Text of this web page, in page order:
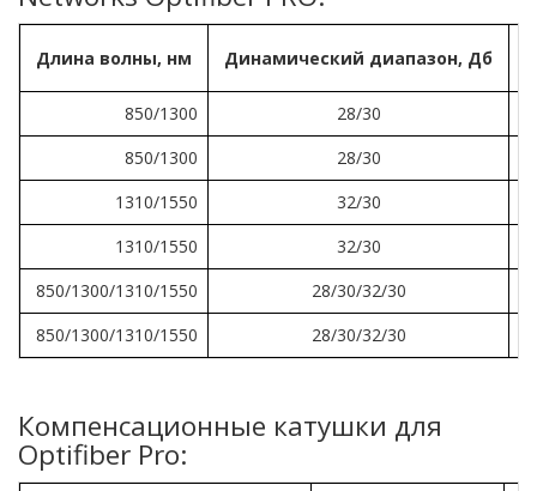
Длина волны, нм Динамический диапазон, Дб
850/1300
28/30
850/1300
28/30
1310/1550
32/30
1310/1550
32/30
850/1300/1310/1550
28/30/32/30
850/1300/1310/1550
28/30/32/30
Компенсационные катушки для
Optifiber Pro: